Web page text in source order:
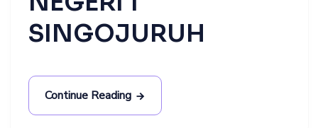
SINGOJURUH
Continue Reading